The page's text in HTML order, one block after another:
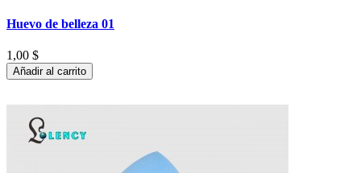
Huevo de belleza 01
1,00 $
Añadir al carrito